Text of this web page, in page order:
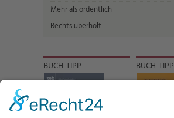
Mehr als ordentlich
Rechts überholt
BUCH-TIPP BUCH-TIPP